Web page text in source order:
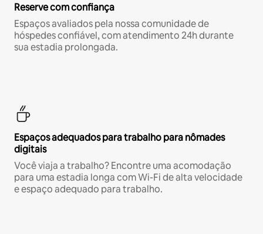
Reserve com confiança
Espaços avaliados pela nossa comunidade de
hóspedes confiável, com atendimento 24h durante
sua estadia prolongada.
Espaços adequados para trabalho para nômades
digitais
Você viaja a trabalho? Encontre uma acomodação
para uma estadia longa com Wi-Fi de alta velocidade
e espaço adequado para trabalho.